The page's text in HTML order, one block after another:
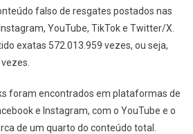
falso de resgates postados nas
YouTube, TikTok e Twitter/X.
exatas 572.013.959 vezes, ou seja,
foram encontrados em plataformas de
e Instagram, com o YouTube e o
de um quarto do conteúdo total.